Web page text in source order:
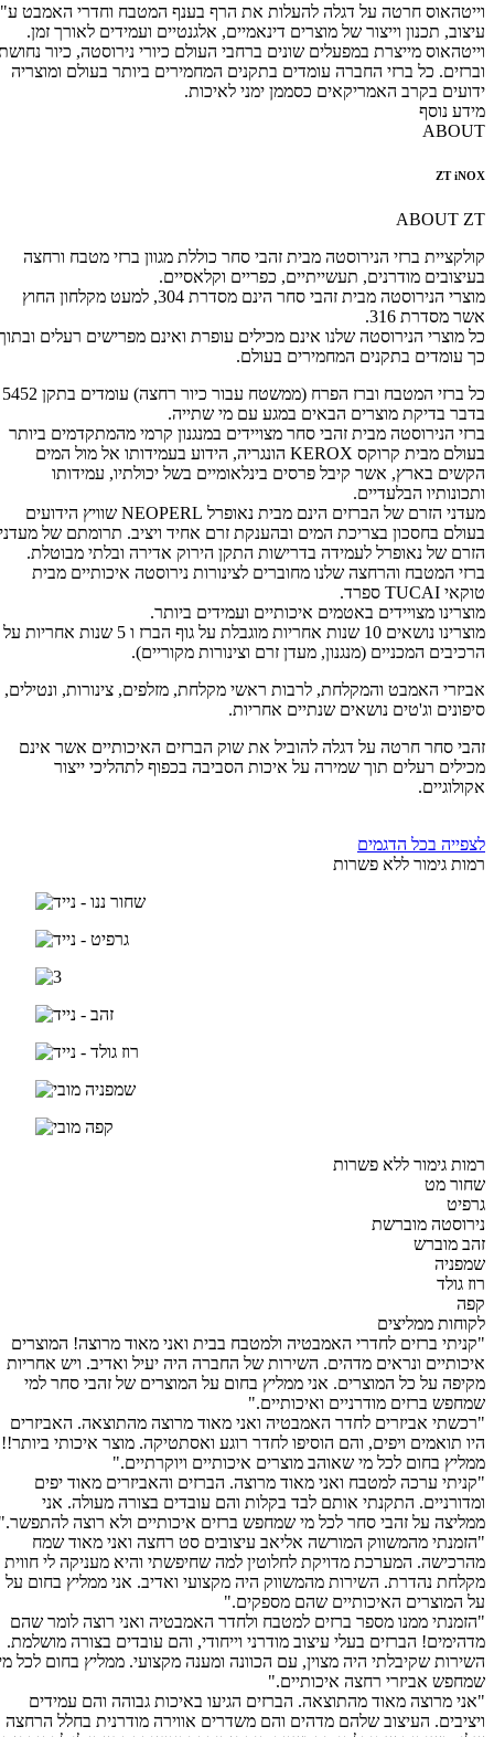
וייטהאוס חרטה על דגלה להעלות את הרף בענף המטבח וחדרי האמבט ע"י
עיצוב, תכנון וייצור של מוצרים דינאמיים, אלגנטיים ועמידים לאורך זמן.
וייטהאוס מייצרת במפעלים שונים ברחבי העולם כיורי נירוסטה, כיור נחושת
וברזים. כל ברזי החברה עומדים בתקנים המחמירים ביותר בעולם ומוצריה
ידועים בקרב האמריקאים כסממן ימני לאיכות.
מידע נוסף
ABOUT
ZT iNOX
ABOUT ZT
קולקציית ברזי הנירוסטה מבית זהבי סחר כוללת מגוון ברזי מטבח ורחצה
בעיצובים מודרנים, תעשייתיים, כפריים וקלאסיים.
מוצרי הנירוסטה מבית זהבי סחר הינם מסדרת 304, למעט מקלחון החוץ
אשר מסדרת 316.
כל מוצרי הנירוסטה שלנו אינם מכילים עופרת ואינם מפרישים רעלים ובתוך
כך עומדים בתקנים המחמירים בעולם.
כל ברזי המטבח וברז הפרח (ממשטח עבור כיור רחצה) עומדים בתקן 5452
בדבר בדיקת מוצרים הבאים במגע עם מי שתייה.
ברזי הנירוסטה מבית זהבי סחר מצויידים במנגנון קרמי מהמתקדמים ביותר
בעולם מבית קרוקס KEROX הונגריה, הידוע בעמידותו אל מול המים
הקשים בארץ, אשר קיבל פרסים בינלאומיים בשל יכולתיו, עמידותו
ותכונותיו הבלעדיים.
מעדני הזרם של הברזים הינם מבית נאופרל NEOPERL שוויץ הידועים
בעולם בחסכון בצריכת המים ובהענקת זרם אחיד ויציב. תרומתם של מעדני
הזרם של נאופרל לעמידה בדרישות התקן הירוק אדירה ובלתי מבוטלת.
ברזי המטבח והרחצה שלנו מחוברים לצינורות נירוסטה איכותיים מבית
טוקאי TUCAI ספרד.
מוצרינו מצויידים באטמים איכותיים ועמידים ביותר.
מוצרינו נושאים 10 שנות אחריות מוגבלת על גוף הברז ו 5 שנות אחריות על
הרכיבים המכניים (מנגנון, מעדן זרם וצינורות מקוריים).
אביזרי האמבט והמקלחת, לרבות ראשי מקלחת, מזלפים, צינורות, ונטילים,
סיפונים וג'טים נושאים שנתיים אחריות.
זהבי סחר חרטה על דגלה להוביל את שוק הברזים האיכותיים אשר אינם
מכילים רעלים תוך שמירה על איכות הסביבה בכפוף לתהליכי ייצור
אקולוגיים.
לצפייה בכל הדגמים
רמות גימור ללא פשרות
רמות גימור ללא פשרות
שחור מט
גרפיט
נירוסטה מוברשת
זהב מוברש
שמפניה
רוז גולד
קפה
לקוחות ממליצים
"קניתי ברזים לחדרי האמבטיה ולמטבח בבית ואני מאוד מרוצה! המוצרים
איכותיים ונראים מדהים. השירות של החברה היה יעיל ואדיב. ויש אחריות
מקיפה על כל המוצרים. אני ממליץ בחום על המוצרים של זהבי סחר למי
שמחפש ברזים מודרניים ואיכותיים."
"רכשתי אביזרים לחדר האמבטיה ואני מאוד מרוצה מהתוצאה. האביזרים
היו תואמים ויפים, והם הוסיפו לחדר רוגע ואסתטיקה. מוצר איכותי ביותר!!
ממליץ בחום לכל מי שאוהב מוצרים איכותיים ויוקרתיים."
"קניתי ערכה למטבח ואני מאוד מרוצה. הברזים והאביזרים מאוד יפים
ומדורניים. התקנתי אותם לבד בקלות והם עובדים בצורה מעולה. אני
ממליצה על זהבי סחר לכל מי שמחפש ברזים איכותיים ולא רוצה להתפשר."
"הזמנתי מהמשווק המורשה אליאב עיצובים סט רחצה ואני מאוד שמח
מהרכישה. המערכת מדויקת לחלוטין למה שחיפשתי והיא מעניקה לי חווית
מקלחת נהדרת. השירות מהמשווק היה מקצועי ואדיב. אני ממליץ בחום על
על המוצרים האיכותיים שהם מספקים."
"הזמנתי ממנו מספר ברזים למטבח ולחדר האמבטיה ואני רוצה לומר שהם
מדהימים! הברזים בעלי עיצוב מודרני וייחודי, והם עובדים בצורה מושלמת.
השירות שקיבלתי היה מצוין, עם הכוונה ומענה מקצועי. ממליץ בחום לכל מי
שמחפש אביזרי רחצה איכותיים."
"אני מרוצה מאוד מהתוצאה. הברזים הגיעו באיכות גבוהה והם עמידים
ויציבים. העיצוב שלהם מדהים והם משדרים אווירה מודרנית בחלל הרחצה